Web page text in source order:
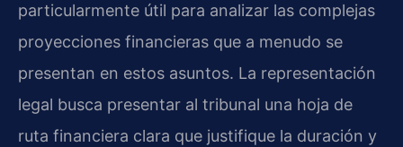
particularmente útil para analizar las complejas
proyecciones financieras que a menudo se
presentan en estos asuntos. La representación
legal busca presentar al tribunal una hoja de
ruta financiera clara que justifique la duración y